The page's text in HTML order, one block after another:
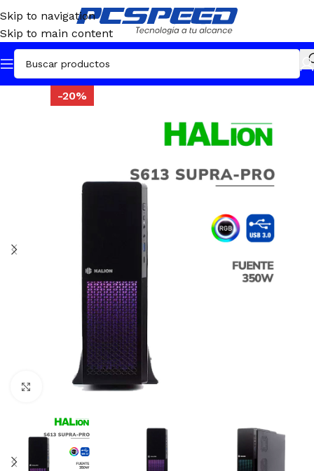
Skip to navigation
Skip to main content
-20%
Clic para agrandar